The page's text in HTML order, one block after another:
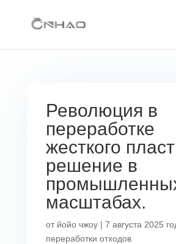
Революция в
переработке
жесткого
решение в
масштабах.
от йойо чжоу| 7 августа 2025
переработки отходов